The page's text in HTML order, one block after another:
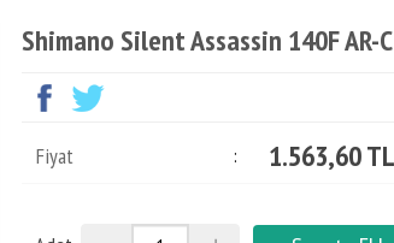
Shimano Silent Assassin 140F AR-
Fiyat : 1.563,60 TL